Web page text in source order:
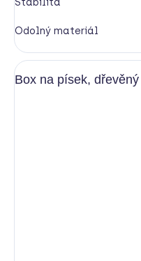
Odolný materiál
Box na písek, dřevěný